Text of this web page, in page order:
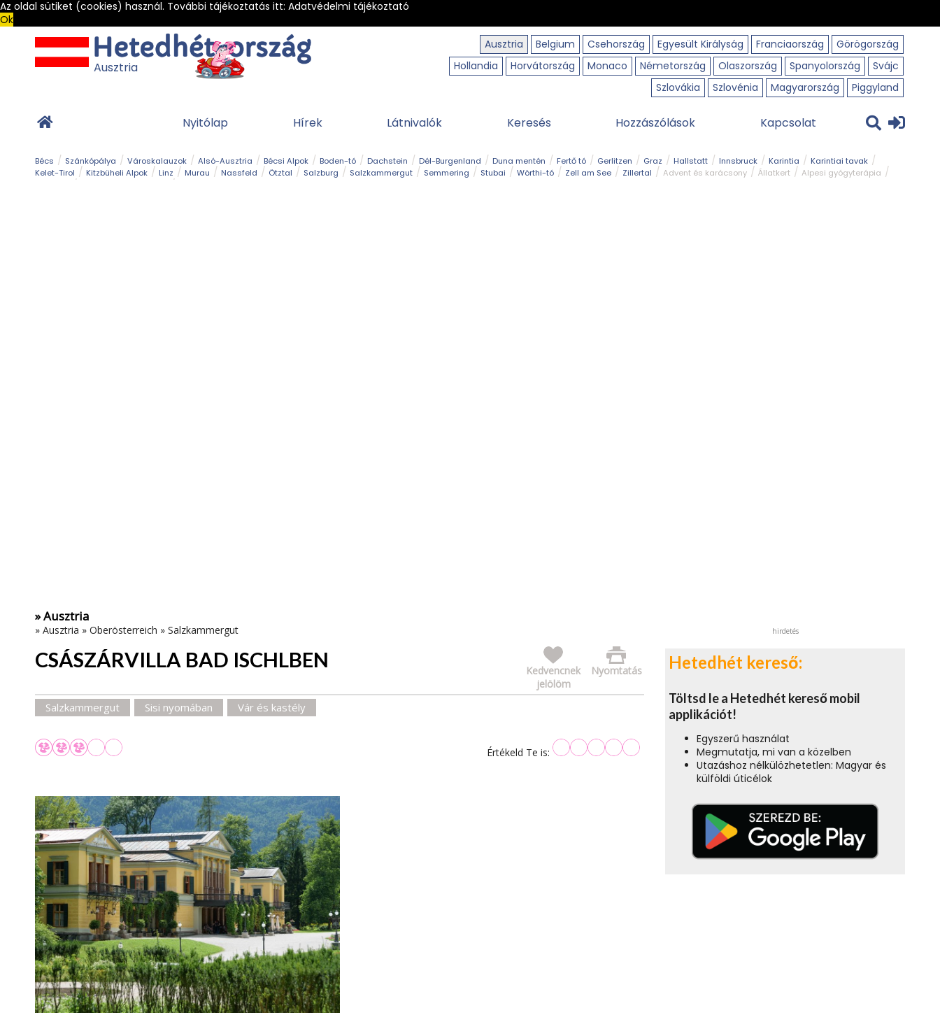
Az oldal sütiket (cookies) használ. További tájékoztatás itt: Adatvédelmi tájékoztató
Ok
Ausztria
Belgium Csehország Egyesült Királyság Franciaország
Görögország
Hollandia
Horvátország Monaco Németország Olaszország Spanyolország
Svájc
Szlovákia
Szlovénia Magyarország Piggyland
Ausztria
Nyitólap Hírek Látnivalók Keresés Hozzászólások Kapcsolat
Bécs Szánkópálya Városkalauzok Alsó-Ausztria Bécsi Alpok Boden-tó Dachstein Dél-Burgenland Duna mentén Fertő tó Gerlitzen Graz Hallstatt Innsbruck Karintia
Karintiai tavak
Kelet-Tirol
Kitzbüheli Alpok Linz Murau Nassfeld Ötztal Salzburg Salzkammergut Semmering Stubai Wörthi-tó Zell am See Zillertal Advent és karácsony Állatkert
Alpesi gyógyterápia
» Ausztria
» Ausztria » Oberösterreich » Salzkammergut
CSÁSZÁRVILLA BAD ISCHLBEN Nyomtatás
Kedvencnek
jelölöm
Salzkammergut Sisi nyomában Vár és kastély
Értékeld Te is:
hirdetés
Hetedhét kereső:
Töltsd le a Hetedhét kereső mobil
applikációt!
Egyszerű használat
Megmutatja, mi van a közelben
Utazáshoz nélkülözhetetlen: Magyar és
külföldi úticélok